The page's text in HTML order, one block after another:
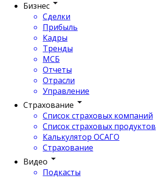
Бизнес
Сделки
Прибыль
Кадры
Тренды
МСБ
Отчеты
Отрасли
Управление
Страхование
Список страховых компаний
Список страховых продуктов
Калькулятор ОСАГО
Страхование
Видео
Подкасты